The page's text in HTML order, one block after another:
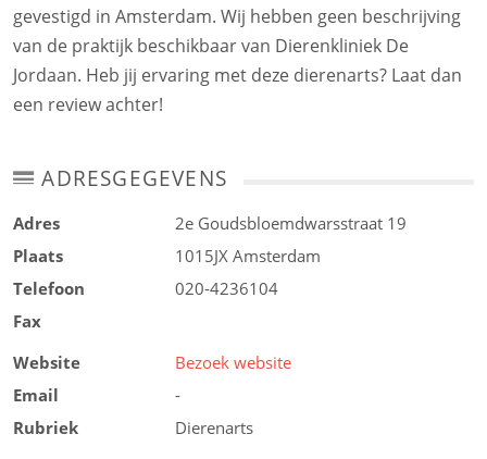
gevestigd in Amsterdam. Wij hebben geen beschrijving
van de praktijk beschikbaar van Dierenkliniek De
Jordaan. Heb jij ervaring met deze dierenarts? Laat dan
een review achter!
ADRESGEGEVENS
Adres
2e Goudsbloemdwarsstraat 19
Plaats
1015JX Amsterdam
Telefoon
020-4236104
Fax
Website
Bezoek website
Email
-
Rubriek
Dierenarts